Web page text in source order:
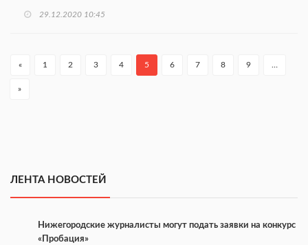
29.12.2020 10:45
« 1 2 3 4 5 6 7 8 9 …
»
ЛЕНТА НОВОСТЕЙ
Нижегородские журналисты могут подать заявки на конкурс
«Пробация»